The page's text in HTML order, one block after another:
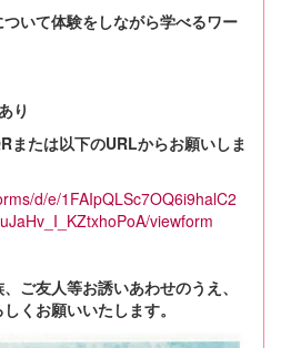
いて体験をしながら学べるワー
り
または以下のURLからお願いしま
d/e/1FAIpQLSc7OQ6i9halC2
viewform
ご友人等お誘いあわせのうえ、
くお願いいたします。